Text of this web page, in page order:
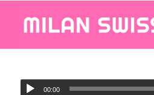
00:00